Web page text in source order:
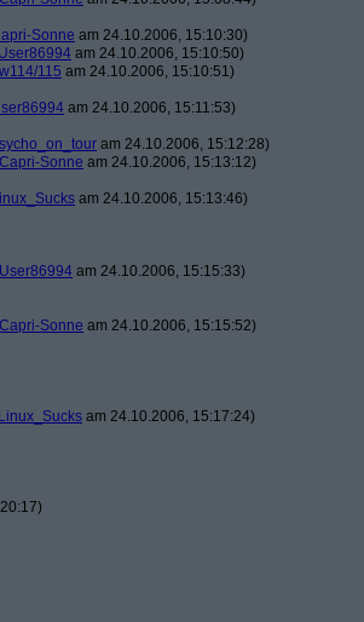
Sonne am 24.10.2006, 15:10:30)
User86994 am 24.10.2006, 15:10:50)
w114/115 am 24.10.2006, 15:10:51)
am 24.10.2006, 15:11:53)
am 24.10.2006, 15:12:28)
Capri-Sonne am 24.10.2006, 15:13:12)
am 24.10.2006, 15:13:46)
User86994 am 24.10.2006, 15:15:33)
Capri-Sonne am 24.10.2006, 15:15:52)
Linux_Sucks am 24.10.2006, 15:17:24)